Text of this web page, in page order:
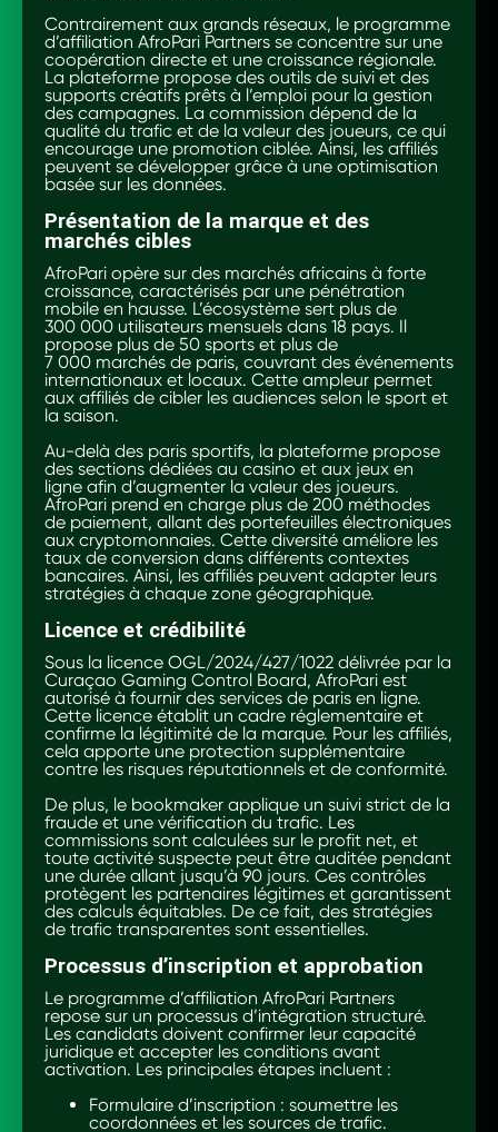
Contrairement aux grands réseaux, le programme
d’affiliation AfroPari Partners se concentre sur une
coopération directe et une croissance régionale.
La plateforme propose des outils de suivi et des
supports créatifs prêts à l’emploi pour la gestion
des campagnes. La commission dépend de la
qualité du trafic et de la valeur des joueurs, ce qui
encourage une promotion ciblée. Ainsi, les affiliés
peuvent se développer grâce à une optimisation
basée sur les données.
Présentation de la marque et des
marchés cibles
AfroPari opère sur des marchés africains à forte
croissance, caractérisés par une pénétration
mobile en hausse. L’écosystème sert plus de
300 000 utilisateurs mensuels dans 18 pays. Il
propose plus de 50 sports et plus de
7 000 marchés de paris, couvrant des événements
internationaux et locaux. Cette ampleur permet
aux affiliés de cibler les audiences selon le sport et
la saison.
Au-delà des paris sportifs, la plateforme propose
des sections dédiées au casino et aux jeux en
ligne afin d’augmenter la valeur des joueurs.
AfroPari prend en charge plus de 200 méthodes
de paiement, allant des portefeuilles électroniques
aux cryptomonnaies. Cette diversité améliore les
taux de conversion dans différents contextes
bancaires. Ainsi, les affiliés peuvent adapter leurs
stratégies à chaque zone géographique.
Licence et crédibilité
Sous la licence OGL/2024/427/1022 délivrée par la
Curaçao Gaming Control Board, AfroPari est
autorisé à fournir des services de paris en ligne.
Cette licence établit un cadre réglementaire et
confirme la légitimité de la marque. Pour les affiliés,
cela apporte une protection supplémentaire
contre les risques réputationnels et de conformité.
De plus, le bookmaker applique un suivi strict de la
fraude et une vérification du trafic. Les
commissions sont calculées sur le profit net, et
toute activité suspecte peut être auditée pendant
une durée allant jusqu’à 90 jours. Ces contrôles
protègent les partenaires légitimes et garantissent
des calculs équitables. De ce fait, des stratégies
de trafic transparentes sont essentielles.
Processus d’inscription et approbation
Le programme d’affiliation AfroPari Partners
repose sur un processus d’intégration structuré.
Les candidats doivent confirmer leur capacité
juridique et accepter les conditions avant
activation. Les principales étapes incluent :
Formulaire d’inscription : soumettre les
coordonnées et les sources de trafic.